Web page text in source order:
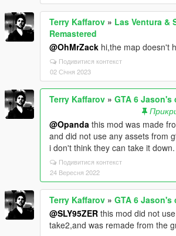
Terry Kaffarov » Las Ventura &
Remastered
@OhMrZack hi,the map doesn't
Подивитися контекст
02 Січня 2023
Terry Kaffarov » GTA 6 Jason's
@Opanda this mod was made
and did not use any assets from
i don't think they can take it down.
Подивитися контекст
24 Вересня 2022
Terry Kaffarov » GTA 6 Jason's
@SLY95ZER this mod did not
take2,and was remade from the